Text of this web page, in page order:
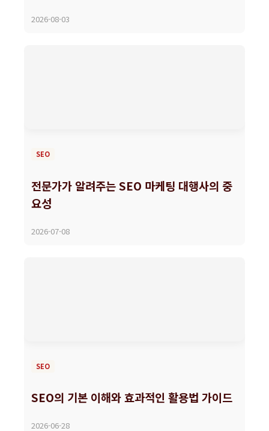
2026-08-03
SEO
전문가가 알려주는 SEO 마케팅 대행사의 중
요성
2026-07-08
SEO
SEO의 기본 이해와 효과적인 활용법 가이드
2026-06-28